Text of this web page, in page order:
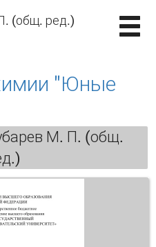
(общ. ред.)
"Юные
М. П. (общ.